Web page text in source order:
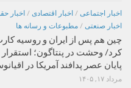
اخبار اجتماعی / اخبار اقتصادی / اخبار
اخبار صنعتی / مطبوعات و رسانه ها
چین هم پس از ایران و روسیه
پایان عصر پدافند آمریکا در
مرداد ۱۷, ۱۴۰۵